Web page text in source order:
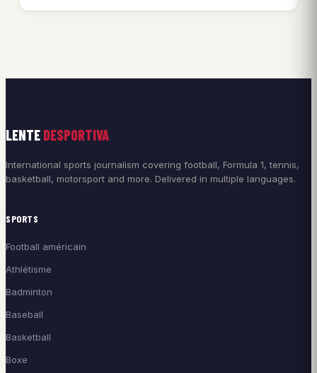
LENTE DESPORTIVA
International sports journalism covering football, Formula 1, tennis,
basketball, motorsport and more. Delivered in multiple languages.
SPORTS
Football américain
Athlétisme
Badminton
Baseball
Basketball
Boxe